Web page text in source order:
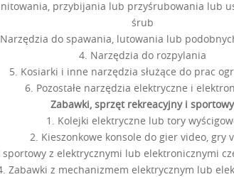
przybijania lub przyśrubowania lub
śrub
do spawania, lutowania lub
4. Narzędzia do rozpylania
5. Kosiarki i inne narzędzia służące do prac
6. Pozostałe narzędzia elektryczne i
Zabawki, sprzęt rekreacyjny i sportowy
1. Kolejki elektryczne lub tory
2. Kieszonkowe konsole do gier video, gry
sportowy z elektrycznymi lub elektronicznymi
Zabawki z mechanizmem elektrycznym lub